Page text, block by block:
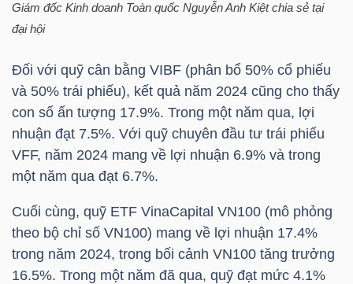
Giám đốc Kinh doanh Toàn quốc Nguyễn Anh Kiệt chia sẻ tại
đại hội
Đối với quỹ cân bằng VIBF (phân bổ 50% cổ phiếu
và 50% trái phiếu), kết quả năm 2024 cũng cho thấy
con số ấn tượng 17.9%. Trong một năm qua, lợi
nhuận đạt 7.5%. Với quỹ chuyên đầu tư trái phiếu
VFF, năm 2024 mang về lợi nhuận 6.9% và trong
một năm qua đạt 6.7%.
Cuối cùng, quỹ ETF VinaCapital VN100 (mô phỏng
theo bộ chỉ số VN100) mang về lợi nhuận 17.4%
trong năm 2024, trong bối cảnh VN100 tăng trưởng
16.5%. Trong một năm đã qua, quỹ đạt mức 4.1%
DOANH
CỔ
PHIẾU
PHÁI
SINH